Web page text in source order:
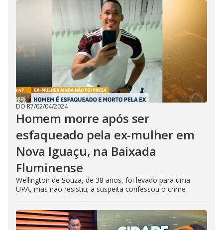
DO R7/02/04/2024
Homem morre após ser
esfaqueado pela ex-mulher em
Nova Iguaçu, na Baixada
Fluminense
Wellington de Souza, de 38 anos, foi levado para uma
UPA, mas não resistiu; a suspeita confessou o crime